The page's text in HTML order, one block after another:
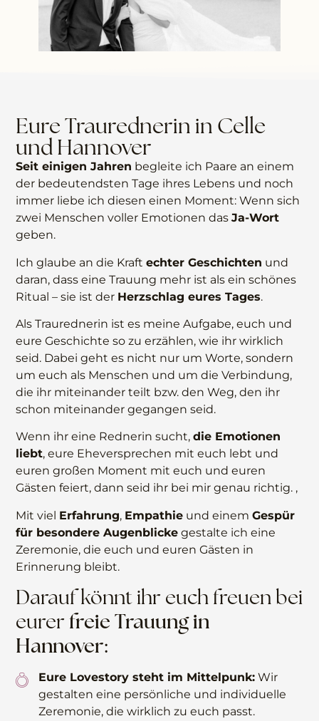
Eure Traurednerin in Celle
und Hannover
Seit einigen Jahren begleite ich Paare an einem
der bedeutendsten Tage ihres Lebens und noch
immer liebe ich diesen einen Moment: Wenn sich
zwei Menschen voller Emotionen dasJa-Wort
geben.
Ich glaube an die Kraftechter Geschichten und
daran, dass eine Trauung mehr ist als ein schönes
Ritual – sie ist der Herzschlag eures Tages.
Als Traurednerin ist es meine Aufgabe, euch und
eure Geschichte so zu erzählen, wie ihr wirklich
seid. Dabei geht es nicht nur um Worte, sondern
um euch als Menschen und um die Verbindung,
die ihr miteinander teilt bzw. den Weg, den ihr
schon miteinander gegangen seid.
Wenn ihr eine Rednerin sucht,die Emotionen
liebt, eure Eheversprechen mit euch lebt und
euren großen Moment mit euch und euren
Gästen feiert, dann seid ihr bei mir genau richtig. ,
Mit viel Erfahrung, Empathie und einemGespür
für besondere Augenblicke gestalte ich eine
Zeremonie, die euch und euren Gästen in
Erinnerung bleibt.
Darauf könnt ihr euch freuen bei
eurerfreie Trauung in
Hannover:
Eure Lovestory steht im Mittelpunk:Wir
gestalten eine persönliche und individuelle
Zeremonie, die wirklich zu euch passt.